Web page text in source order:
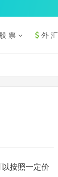
股 票 外 汇
按照一定价